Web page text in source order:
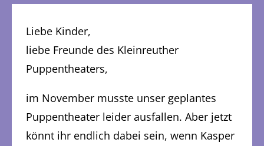
Liebe Kinder,
liebe Freunde des Kleinreuther
Puppentheaters,
im November musste unser geplantes
Puppentheater leider ausfallen. Aber jetzt
könnt ihr endlich dabei sein, wenn Kasper